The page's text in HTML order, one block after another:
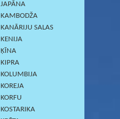
JAPĀNA
KAMBODŽA
KANĀRIJU SALAS
KENIJA
ĶĪNA
KIPRA
KOLUMBIJA
KOREJA
KORFU
KOSTARIKA